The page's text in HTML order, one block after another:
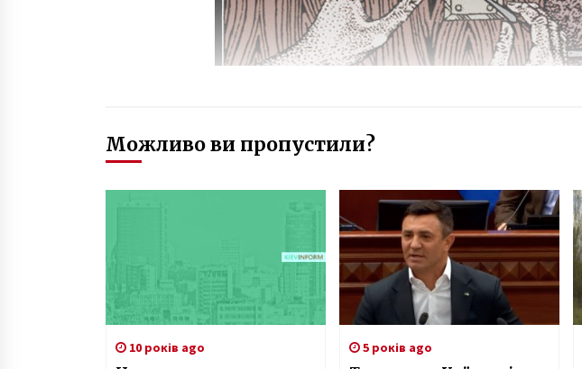
Можливо ви пропустили?
10 років ago 5 років ago